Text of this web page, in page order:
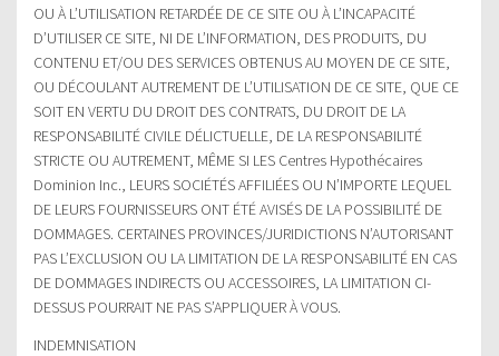
OU À L’UTILISATION RETARDÉE DE CE SITE OU À L’INCAPACITÉ
D’UTILISER CE SITE, NI DE L’INFORMATION, DES PRODUITS, DU
CONTENU ET/OU DES SERVICES OBTENUS AU MOYEN DE CE SITE,
OU DÉCOULANT AUTREMENT DE L’UTILISATION DE CE SITE, QUE CE
SOIT EN VERTU DU DROIT DES CONTRATS, DU DROIT DE LA
RESPONSABILITÉ CIVILE DÉLICTUELLE, DE LA RESPONSABILITÉ
STRICTE OU AUTREMENT, MÊME SI LES Centres Hypothécaires
Dominion Inc., LEURS SOCIÉTÉS AFFILIÉES OU N’IMPORTE LEQUEL
DE LEURS FOURNISSEURS ONT ÉTÉ AVISÉS DE LA POSSIBILITÉ DE
DOMMAGES. CERTAINES PROVINCES/JURIDICTIONS N’AUTORISANT
PAS L’EXCLUSION OU LA LIMITATION DE LA RESPONSABILITÉ EN CAS
DE DOMMAGES INDIRECTS OU ACCESSOIRES, LA LIMITATION CI-
DESSUS POURRAIT NE PAS S’APPLIQUER À VOUS.
INDEMNISATION